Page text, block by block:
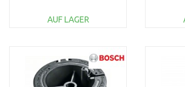
AUF LAGER
Vergleichen